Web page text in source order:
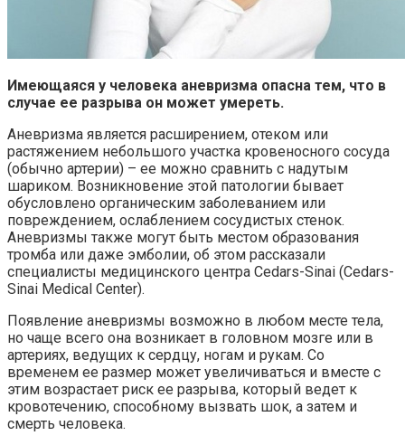
Имеющаяся у человека аневризма опасна тем, что в
случае ее разрыва он может умереть.
Аневризма является расширением, отеком или
растяжением небольшого участка кровеносного сосуда
(обычно артерии) – ее можно сравнить с надутым
шариком. Возникновение этой патологии бывает
обусловлено органическим заболеванием или
повреждением, ослаблением сосудистых стенок.
Аневризмы также могут быть местом образования
тромба или даже эмболии, об этом рассказали
специалисты медицинского центра Cedars-Sinai (Cedars-
Sinai Medical Center).
Появление аневризмы возможно в любом месте тела,
но чаще всего она возникает в головном мозге или в
артериях, ведущих к сердцу, ногам и рукам. Со
временем ее размер может увеличиваться и вместе с
этим возрастает риск ее разрыва, который ведет к
кровотечению, способному вызвать шок, а затем и
смерть человека.